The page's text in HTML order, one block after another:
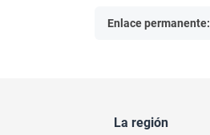
Enlace permanente:
La región